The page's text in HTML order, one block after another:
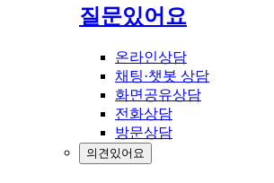
질문있어요
온라인상담
채팅·챗봇 상담
화면공유상담
전화상담
방문상담
의견있어요